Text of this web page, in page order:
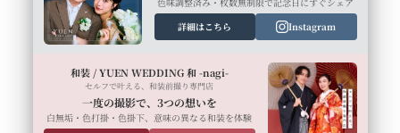
詳細はこちら
Instagram
和装 / YUEN WEDDING 和 -nagi-
セルフで叶える、和装前撮り専門店
一度の撮影で、3つの想いを
白無垢・色打掛・色掛下、意味の異なる和装を体験